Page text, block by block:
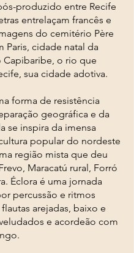
produzido entre Recife
entrelaçam francês e
do cemitério Père
Paris, cidade natal da
Capibaribe, o rio que
sua cidade adotiva.
forma de resistência
geográfica e da
se inspira da imensa
popular do nordeste
região mista que deu
Maracatú rural, Forró
Éclora é uma jornada
percussão e ritmos
arejadas, baixo e
e acordeão com